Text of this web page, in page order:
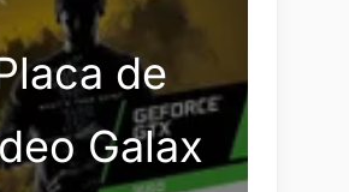
de
Galax